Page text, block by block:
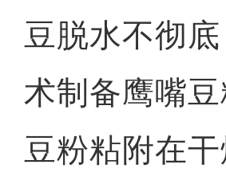
豆脱水不彻
术制备鹰嘴
豆粉粘附在